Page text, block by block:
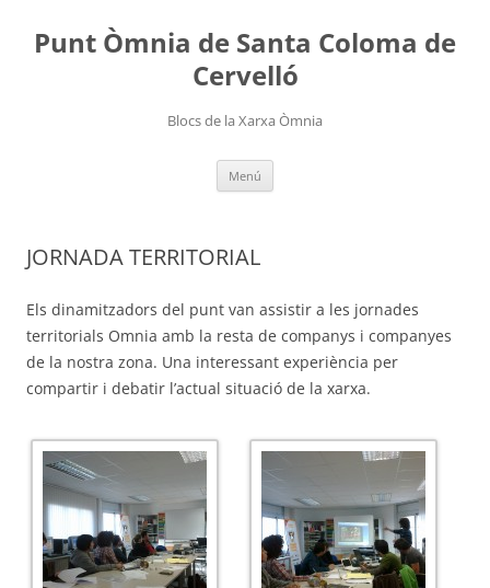
Punt Òmnia de Santa Coloma de
Cervelló
Blocs de la Xarxa Òmnia
Menú
JORNADA TERRITORIAL
Els dinamitzadors del punt van assistir a les jornades
territorials Omnia amb la resta de companys i companyes
de la nostra zona. Una interessant experiència per
compartir i debatir l’actual situació de la xarxa.